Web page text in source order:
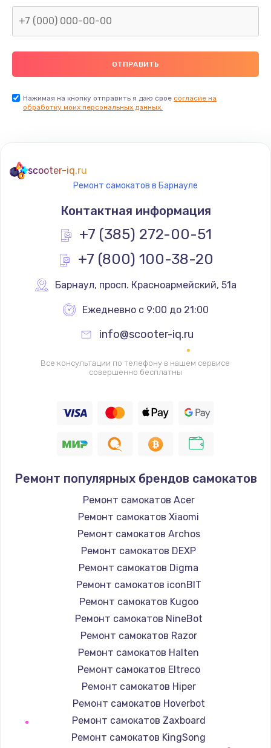
400 руб.
Заказать
Замена термостата
1200 руб.
Заказать
Замена реле
Замена термопредохранителя
700 руб.
Заказать
2500 руб.
1400 руб.
Заказать
Замена / ремонт электронного модуля
управления
600 руб.
Замена конфорки
1100 руб.
Замена платы сенсора
900 руб.
Замена регулятора режимов конфорки
Нажимая на кнопку отправить я даю свое согласие на
обработку моих персональных данных.
scooter-iq.ru
Ремонт самокатов в Барнауле
Контактная информация
+7 (385) 272-00-51
+7 (800) 100-38-20
Барнаул, просп. Красноармейский, 51а
Ежедневно с 9:00 до 21:00
info@scooter-iq.ru
Все консультации по телефону в нашем сервисе
совершенно бесплатны
Ремонт популярных брендов самокатов
Ремонт самокатов Acer
Ремонт самокатов Xiaomi
Ремонт самокатов Archos
Ремонт самокатов DEXP
Ремонт самокатов Digma
Ремонт самокатов iconBIT
Ремонт самокатов Kugoo
Ремонт самокатов NineBot
Ремонт самокатов Razor
Ремонт самокатов Halten
Ремонт самокатов Eltreco
Ремонт самокатов Hiper
Ремонт самокатов Hoverbot
Ремонт самокатов Zaxboard
Ремонт самокатов KingSong